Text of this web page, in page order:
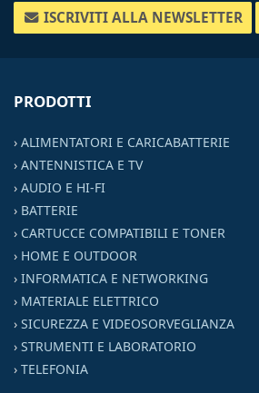
ISCRIVITI ALLA NEWSLETTER
PRODOTTI
› ALIMENTATORI E CARICABATTERIE
› ANTENNISTICA E TV
› AUDIO E HI-FI
› BATTERIE
› CARTUCCE COMPATIBILI E TONER
› HOME E OUTDOOR
› INFORMATICA E NETWORKING
› MATERIALE ELETTRICO
› SICUREZZA E VIDEOSORVEGLIANZA
› STRUMENTI E LABORATORIO
› TELEFONIA